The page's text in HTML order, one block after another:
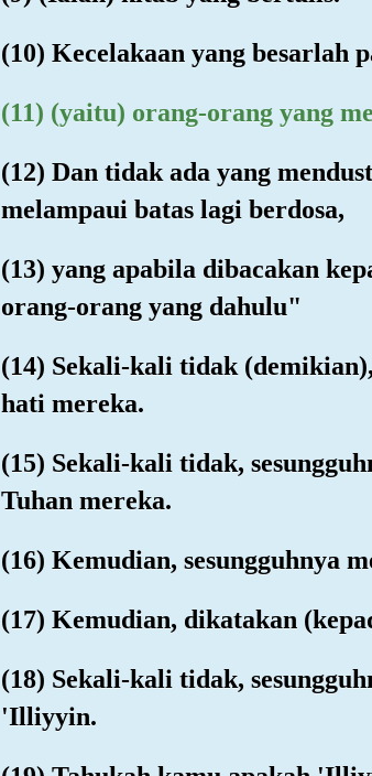
(10) Kecelakaan yang besarlah
(11) (yaitu) orang-orang yang
(12) Dan tidak ada yang
melampaui batas lagi berdosa,
(13) yang apabila dibacakan
orang-orang yang dahulu"
(14) Sekali-kali tidak
hati mereka.
(15) Sekali-kali tidak,
Tuhan mereka.
(16) Kemudian, sesungguhnya
(17) Kemudian, dikatakan
(18) Sekali-kali tidak,
'Illiyyin.